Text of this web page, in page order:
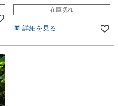
在庫切れ
詳細を見る